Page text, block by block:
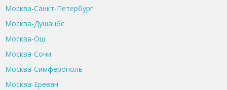
Москва-Санкт-Петербург
Москва-Душанбе
Москва-Ош
Москва-Сочи
Москва-Симферополь
Москва-Ереван